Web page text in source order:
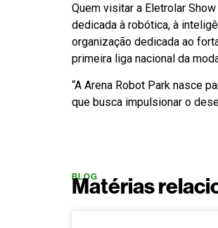
Quem visitar a Eletrolar
dedicada à robótica, à
organização dedicada ao
primeira liga nacional da
“A Arena Robot Park nasce
que busca impulsionar o
BLOG
Matérias